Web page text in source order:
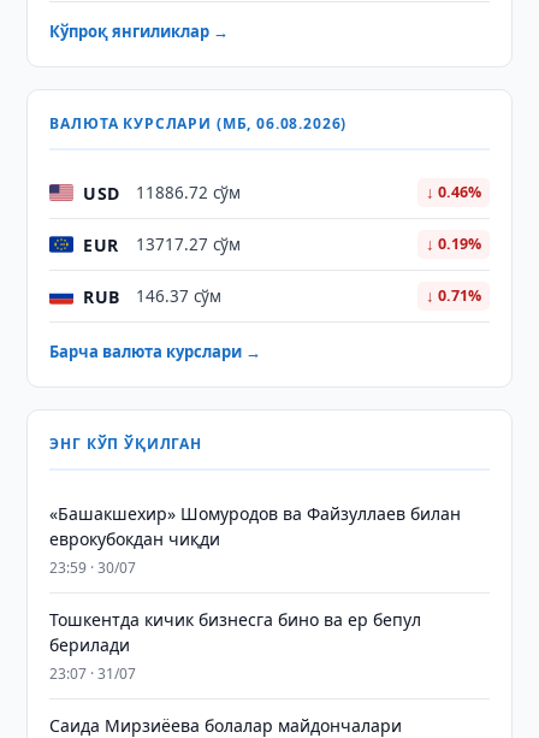
Кўпроқ янгиликлар →
ВАЛЮТА КУРСЛАРИ (МБ, 06.08.2026)
USD 11886.72 сўм ↓ 0.46%
EUR 13717.27 сўм ↓ 0.19%
RUB 146.37 сўм ↓ 0.71%
Барча валюта курслари →
ЭНГ КЎП ЎҚИЛГАН
«Башакшехир» Шомуродов ва Файзуллаев билан
еврокубокдан чиқди
23:59 · 30/07
Тошкентда кичик бизнесга бино ва ер бепул
берилади
23:07 · 31/07
Саида Мирзиёева болалар майдончалари